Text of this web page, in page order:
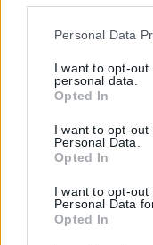
Please note that this
but not limited to
click to grant or
tags to use your
Google consent
Personal Data
I want to opt-
personal data.
Opted In
I want to opt-
Personal Data.
Opted In
I want to opt-
Personal Data
Opted In